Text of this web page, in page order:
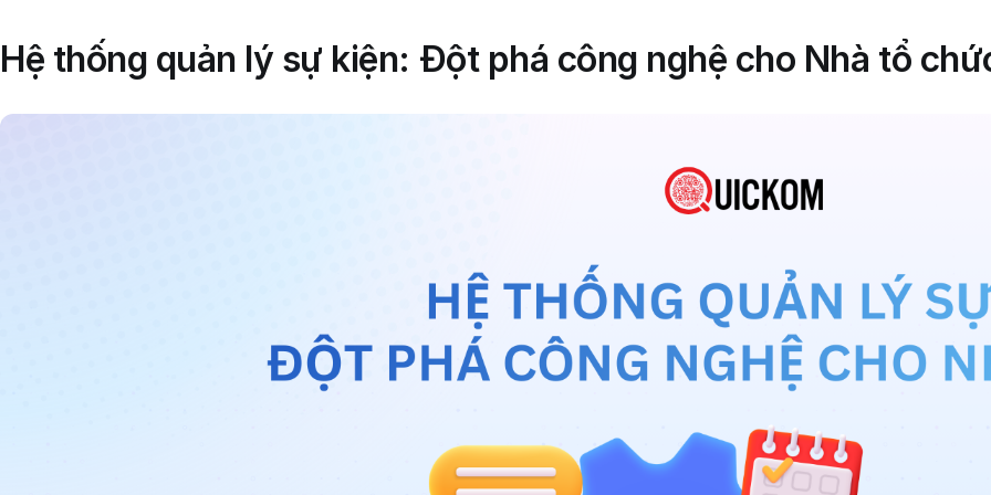
Hệ thống quản lý sự kiện: Đột phá công nghệ cho Nhà tổ